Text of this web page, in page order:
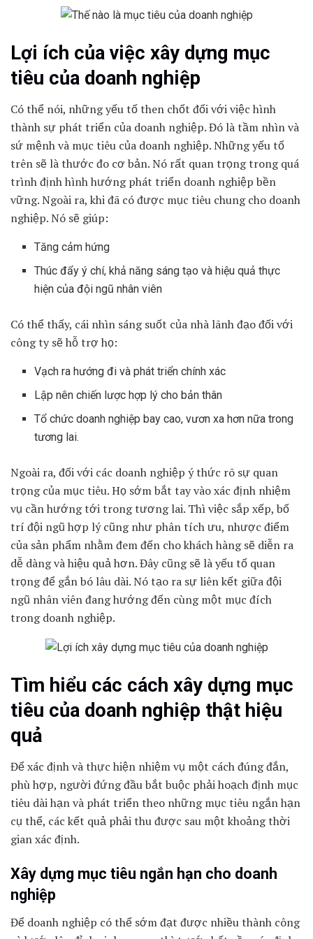
Lợi ích của việc xây dựng mục
tiêu của doanh nghiệp
Có thể nói, những yếu tố then chốt đối với việc hình
thành sự phát triển của doanh nghiệp. Đó làtầm nhìn và
sứ mệnhvà mục tiêu của doanh nghiệp. Những yếu tố
trên sẽ là thước đo cơ bản. Nó rất quan trọng trong quá
trình định hình hướng phát triển doanh nghiệp bền
vững. Ngoài ra, khi đã có được mục tiêu chung cho doanh
nghiệp. Nó sẽ giúp:
Tăng cảm hứng
Thúc đẩy ý chí, khả năng sáng tạo và hiệu quả thực
hiện của đội ngũ nhân viên
Có thể thấy, cái nhìn sáng suốt của nhà lãnh đạo đối với
công ty sẽ hỗ trợ họ:
Vạch ra hướng đi và phát triển chính xác
Lập nên chiến lược hợp lý cho bản thân
Tổ chức doanh nghiệp bay cao, vươn xa hơn nữa trong
tương lai.
Ngoài ra, đối với các doanh nghiệp ý thức rõ sự quan
trọng của mục tiêu. Họ sớm bắt tay vào xác định nhiệm
vụ cần hướng tới trong tương lai. Thì việc sắp xếp, bố
trí đội ngũ hợp lý cũng như phân tích ưu, nhược điểm
của sản phẩm nhằm đem đến cho khách hàng sẽ diễn ra
dễ dàng và hiệu quả hơn. Đây cũng sẽ là yếu tố quan
trọng để gắn bó lâu dài. Nó tạo ra sự liên kết giữa đội
ngũ nhân viên đang hướng đến cùng một mục đích
trong doanh nghiệp.
Tìm hiểu các cách xây dựng mục
tiêu của doanh nghiệp thật hiệu
quả
Để xác định và thực hiện nhiệm vụ một cách đúng đắn,
phù hợp, người đứng đầu bắt buộc phải hoạch định mục
tiêu dài hạn và phát triển theo những mục tiêu ngắn hạn
cụ thể, các kết quả phải thu được sau một khoảng thời
gian xác định.
Xây dựng mục tiêu ngắn hạn cho doanh
nghiệp
Để doanh nghiệp có thể sớm đạt được nhiều thành công